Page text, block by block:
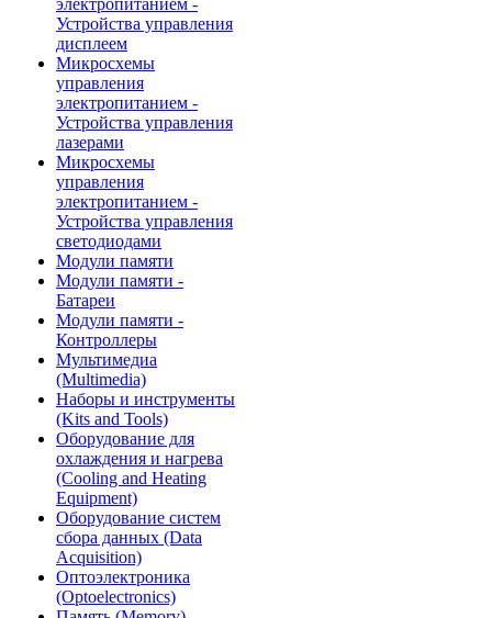
электропитанием -
Устройства управления
дисплеем
Микросхемы
управления
электропитанием -
Устройства управления
лазерами
Микросхемы
управления
электропитанием -
Устройства управления
светодиодами
Модули памяти
Модули памяти -
Батареи
Модули памяти -
Контроллеры
Мультимедиа
(Multimedia)
Наборы и инструменты
(Kits and Tools)
Оборудование для
охлаждения и нагрева
(Cooling and Heating
Equipment)
Оборудование систем
сбора данных (Data
Acquisition)
Оптоэлектроника
(Optoelectronics)